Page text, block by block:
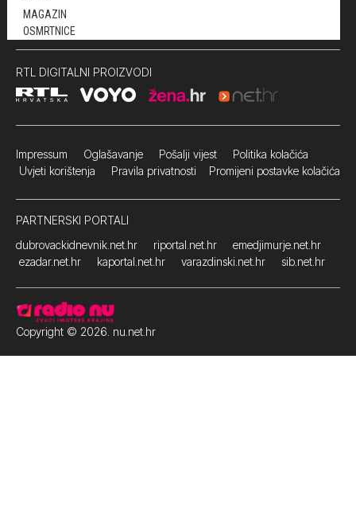
MAGAZIN
OSMRTNICE
RTL DIGITALNI PROIZVODI
Impressum Oglašavanje Pošalji vijest Politika kolačića
Uvjeti korištenja Pravila privatnosti Promijeni postavke kolačića
PARTNERSKI PORTALI
dubrovackidnevnik.net.hr
riportal.net.hr
emedjimurje.net.hr
ezadar.net.hr
kaportal.net.hr varazdinski.net.hr sib.net.hr
Copyright © 2026. nu.net.hr